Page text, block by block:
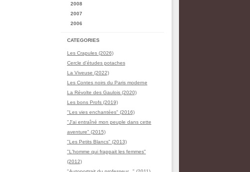
2008
2007
2006
CATEGORIES
Les Crapules (2026)
Cercle d'études potaches
La Viveuse (2022)
Les Contes noirs du Paris moderne
La Révolte des Gaulois (2020)
Les bons Profs (2019)
"Les vies enchantées" (2016)
"J'ai entraîné mon peuple dans cette
aventure" (2015)
"Les Petits Blancs" (2013)
"L'homme qui frappait les femmes"
(2012)